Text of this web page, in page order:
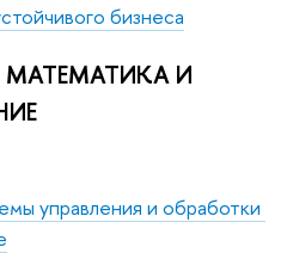
бизнеса
МАТЕМАТИКА И
управления и обработки